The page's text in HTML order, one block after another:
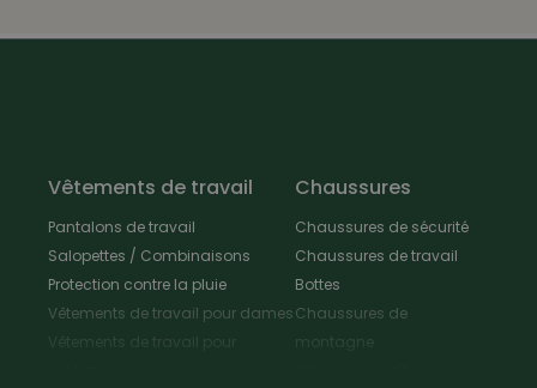
Vêtements de travail
Pantalons de travail
Salopettes / Combinaisons
Protection contre la pluie
Vêtements de travail pour dames
Vêtements de travail pour
Chaussures
Chaussures de sécurité
Chaussures de travail
Bottes
Chaussures de
montagne